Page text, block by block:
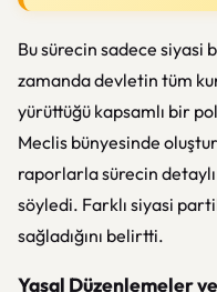
Bu sürecin sadece siyasi
zamanda devletin tüm
yürüttüğü kapsamlı bir
Meclis bünyesinde
raporlarla sürecin
söyledi. Farklı siyasi
sağladığını belirtti.
Yasal Düzenlemeler